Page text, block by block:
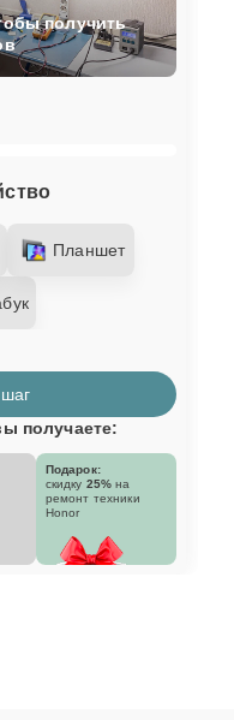
Планшет
получить
получаете:
Подарок:
скидку 25% на
ремонт техники
Honor